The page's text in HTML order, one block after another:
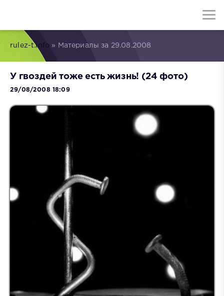
rulez-t.info » Материалы за 29.08.2008
У гвоздей тоже есть жизнь! (24 фото)
29/08/2008 18:09